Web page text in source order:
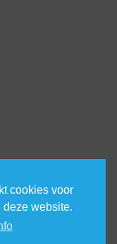
cookies voor
website.